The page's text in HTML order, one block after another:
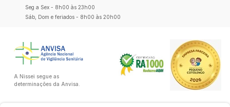
Seg a Sex - 8h00 às 23h00
Sáb, Dom e feriados - 8h00 às 20h00
A Nissei segue as
determinações da Anvisa.